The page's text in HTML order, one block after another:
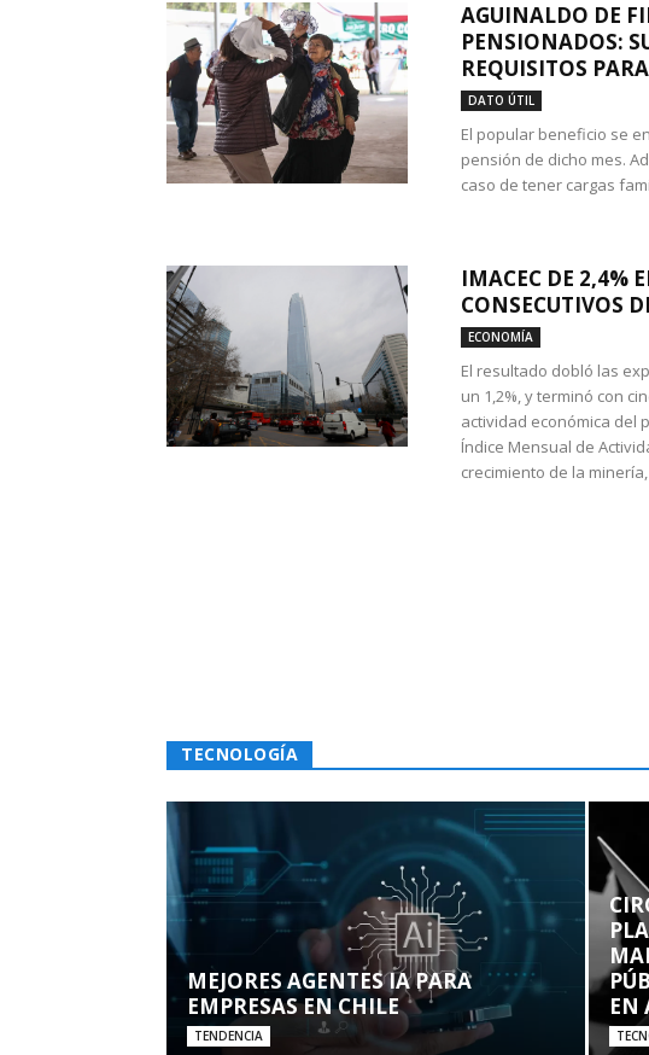
AGUINALDO DE
PENSIONADOS:
REQUISITOS
DATO ÚTIL
El popular beneficio se
pensión de dicho mes.
caso de tener cargas
IMACEC DE 2,4%
CONSECUTIVOS
ECONOMÍA
El resultado dobló las
un 1,2%, y terminó con
actividad económica del
Índice Mensual de
crecimiento de la
TECNOLOGÍA
MEJORES AGENTES IA PARA
EMPRESAS EN CHILE
TENDENCIA
EN